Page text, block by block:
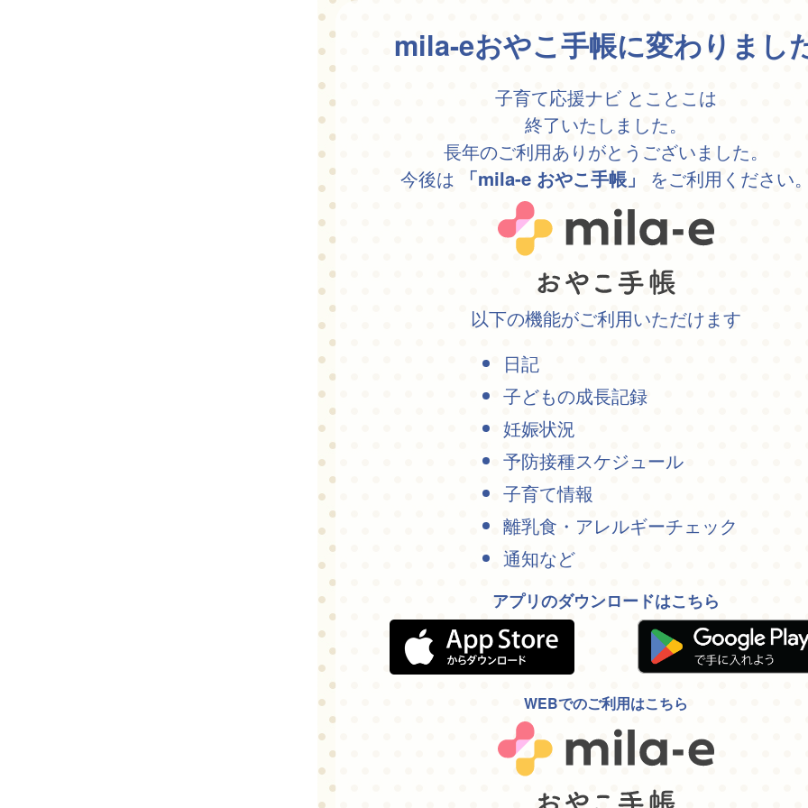
mila-eおやこ手帳に変わりまし
子育て応援ナビ とことこは
終了いたしました。
長年のご利用ありがとうございました。
今後は
「mila-e おやこ手帳」 をご利用ください
以下の機能がご利用いただけます
日記
子どもの成長記録
妊娠状況
予防接種スケジュール
子育て情報
離乳食・アレルギーチェック
通知など
アプリのダウンロードはこちら
WEBでのご利用はこちら